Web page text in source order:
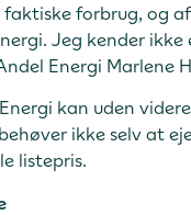
forbrug, og
Jeg kender
Energi Marlene
kan uden
ikke selv at
listepris.